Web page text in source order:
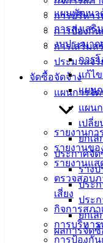
การบริหา
การป้องกั
การเสริม
ประมวลจ
จัดซื้อจัดจ้าง
แผนการจั
แผน
เปลี่
ยกเ
ประกาศจัด
ร่าง
ประ
ประ
ยกเ
ผลการจัดซื้
แผนพัฒนา
การส่งเส
งบประมาณ
การ
แก้ไ
แผน
รายงานกา
รายงานข
รายงานแ
ตรวจสอบ
เสี่ยง
กิจการสภา
การบริหา
การป้องกั
ซอย ๑๕ ถนนมิตรสัมพั
วิธีประกวดราคาอิเล็กท
เทศบาล
เมืองอ่าง
สำนักงาน
เทศบาลเมือง
อ่างศิลา 90/338
ม.3 ต.เสม็ด
อ.เมือง จ.ชลบุรี